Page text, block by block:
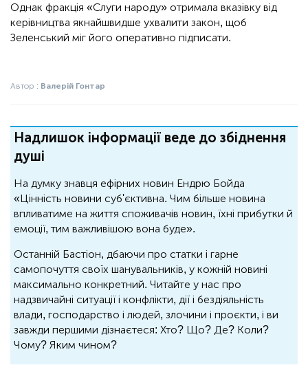
Однак фракція «Слуги народу» отримала вказівку від
керівництва якнайшвидше ухвалити закон, щоб
Зеленський міг його оперативно підписати.
Автор : Валерій Гонтар
Надлишок інформації веде до збіднення
душі
На думку знавця ефірних новин Ендрю Бойда
«Цінність новини суб'єктивна. Чим більше новина
впливатиме на життя споживачів новин, їхні прибутки й
емоції, тим важливішою вона буде».
Останній Бастіон, дбаючи про статки і гарне
самопочуття своїх шанувальників, у кожній новині
максимально конкретний. Читайте у нас про
надзвичайні ситуації і конфлікти, дії і бездіяльність
влади, господарство і людей, злочини і проєкти, і ви
завжди першими дізнаєтеся: Хто? Що? Де? Коли?
Чому? Яким чином?